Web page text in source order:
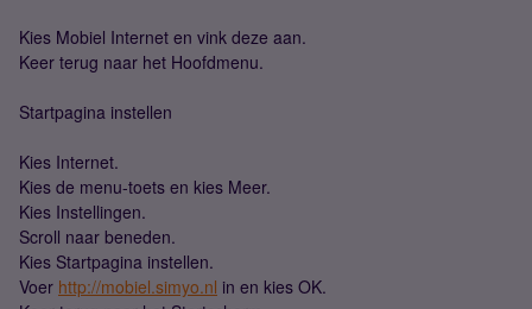
Kies Mobiel Internet en vink deze aan.
Keer terug naar het Hoofdmenu.
Startpagina instellen
Kies Internet.
Kies de menu-toets en kies Meer.
Kies Instellingen.
Scroll naar beneden.
Kies Startpagina instellen.
Voer http://mobiel.simyo.nl in en kies OK.